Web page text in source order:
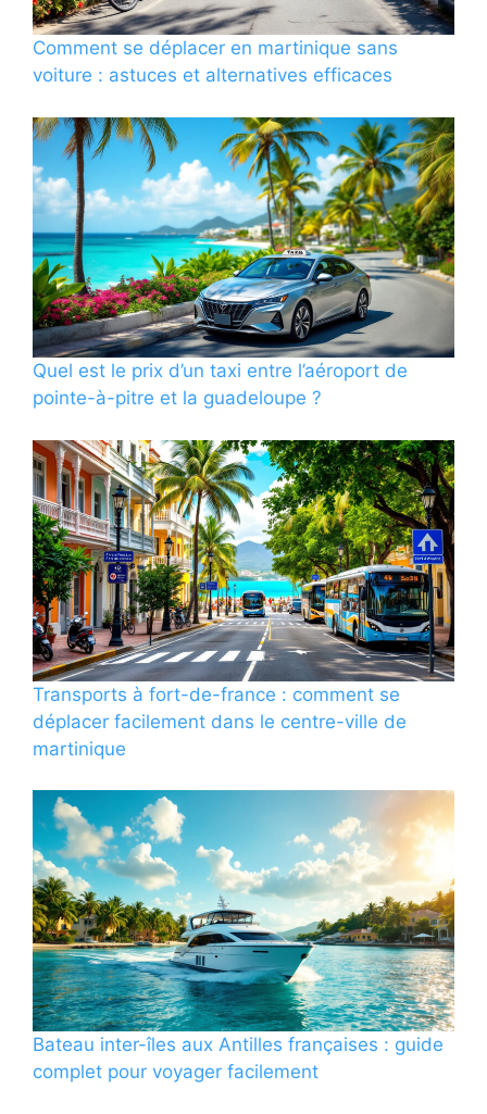
Comment se déplacer en martinique sans
voiture : astuces et alternatives efficaces
Quel est le prix d’un taxi entre l’aéroport de
pointe-à-pitre et la guadeloupe ?
Transports à fort-de-france : comment se
déplacer facilement dans le centre-ville de
martinique
Bateau inter-îles aux Antilles françaises : guide
complet pour voyager facilement